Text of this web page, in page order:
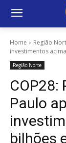
Home Região
investimentos
Região Norte
COP28:
Paulo
bilhões